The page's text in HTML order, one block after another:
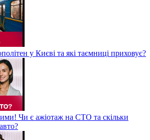
у Києві та які таємниці приховує?
Чи є ажіотаж на СТО та скільки